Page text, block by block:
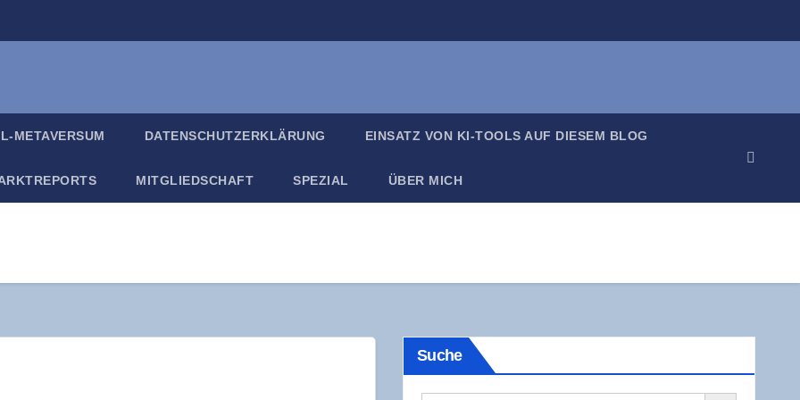
META­VER­SUM DATEN­SCHUTZ­ER­KLÄ­RUNG EIN­SATZ VON KI-TOOLS AUF DIE­SEM BLOG
MIT­GLIED­SCHAFT SPE­ZI­AL ÜBER MICH
Suche
Search Button